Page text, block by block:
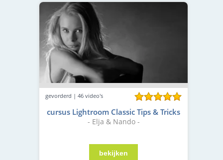
gevorderd | 46 video's
cursus Lightroom Classic Tips & Tricks
- Elja & Nando -